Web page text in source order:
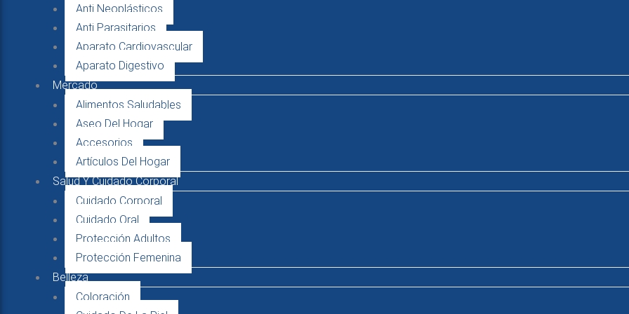
Anti Neoplásticos
Anti Parasitarios
Aparato Cardiovascular
Aparato Digestivo
Mercado
Alimentos Saludables
Aseo Del Hogar
Accesorios
Artículos Del Hogar
Salud Y Cuidado Corporal
Cuidado Corporal
Cuidado Oral
Protección Adultos
Protección Femenina
Belleza
Coloración